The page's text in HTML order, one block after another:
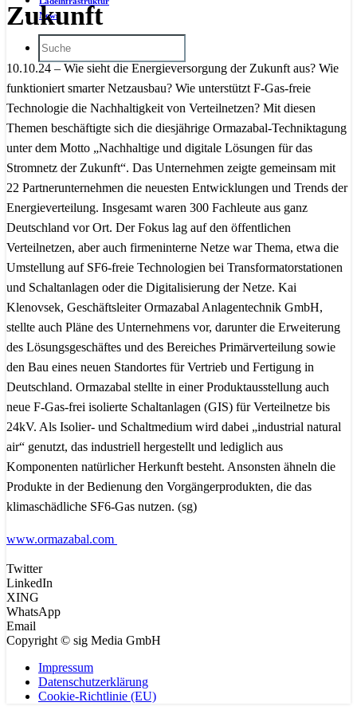
News
Zukunft
10.10.24 – Wie sieht die Energieversorgung der Zukunft aus? Wie
funktioniert smarter Netzausbau? Wie unterstützt F-Gas-freie
Technologie die Nachhaltigkeit von Verteilnetzen? Mit diesen
Themen beschäftigte sich die diesjährige Ormazabal-Techniktagung
unter dem Motto „Nachhaltige und digitale Lösungen für das
Stromnetz der Zukunft“. Das Unternehmen zeigte gemeinsam mit
22 Partnerunternehmen die neuesten Entwicklungen und Trends der
Energieverteilung. Insgesamt waren 300 Fachleute aus ganz
Deutschland vor Ort. Der Fokus lag auf den öffentlichen
Verteilnetzen, aber auch firmeninterne Netze war Thema, etwa die
Umstellung auf SF6-freie Technologien bei Transformatorstationen
und Schaltanlagen oder die Digitalisierung der Netze. Kai
Klenovsek, Geschäftsleiter Ormazabal Anlagentechnik GmbH,
stellte auch Pläne des Unternehmens vor, darunter die Erweiterung
des Lösungsgeschäftes und des Bereiches Primärverteilung sowie
den Bau eines neuen Standortes für Vertrieb und Fertigung in
Deutschland. Ormazabal stellte in einer Produktausstellung auch
neue F-Gas-frei isolierte Schaltanlagen (GIS) für Verteilnetze bis
24kV. Als Isolier- und Schaltmedium wird dabei „industrial natural
air“ genutzt, das industriell hergestellt und lediglich aus
Komponenten natürlicher Herkunft besteht. Ansonsten ähneln die
Produkte in der Bedienung den Vorgängerprodukten, die das
klimaschädliche SF6-Gas nutzen. (sg)
www.ormazabal.com
Twitter
LinkedIn
XING
WhatsApp
Email
Copyright © sig Media GmbH
Impressum
Datenschutzerklärung
Cookie-Richtlinie (EU)